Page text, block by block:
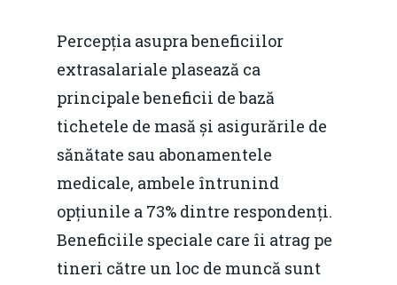
Percepția asupra beneficiilor
extrasalariale plasează ca
principale beneficii de bază
tichetele de masă și asigurările de
sănătate sau abonamentele
medicale, ambele întrunind
opțiunile a 73% dintre respondenți.
Beneficiile speciale care îi atrag pe
tineri către un loc de muncă sunt